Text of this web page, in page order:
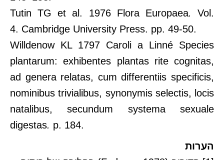
Tutin TG et al. 1976 Flora Europaea.
Vol.
4. Cambridge University Press. pp. 49-50.
Willdenow KL 1797 Caroli a Linné Species
plantarum: exhibentes plantas rite cognitas,
ad genera relatas, cum differentiis specificis,
nominibus trivialibus, synonymis selectis, locis
natalibus, secundum systema sexuale
digestas. p. 184.
הערות